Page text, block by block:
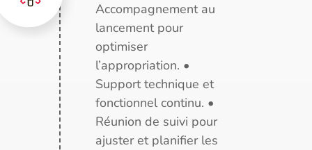
Accompagnement au
lancement pour
optimiser
l’appropriation. •
Support technique et
fonctionnel continu. •
Réunion de suivi pour
ajuster et planifier les